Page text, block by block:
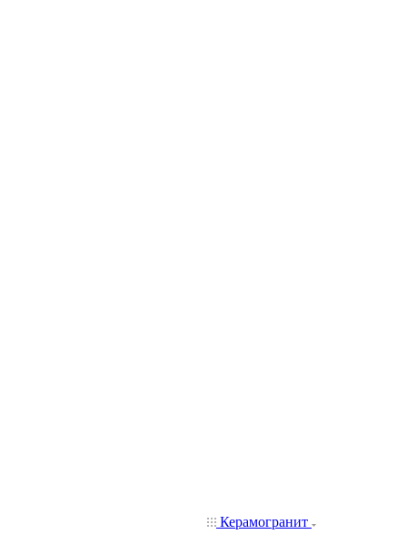
Керамогранит